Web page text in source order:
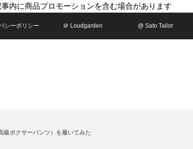
事内に商品プロモーションを含む場合があります
シーポリシー ＠ Loudgarden @ Sato Tailor
級ボクサーパンツ）を履いてみた